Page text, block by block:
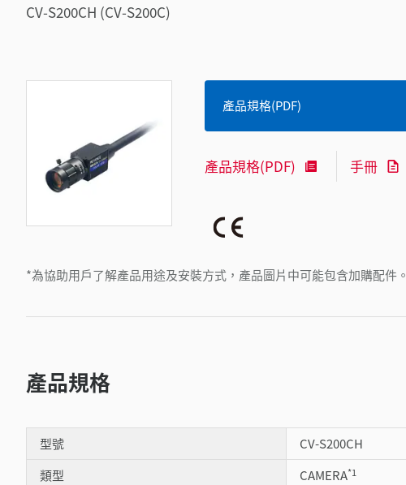
CV-S200CH (CV-S200C)
*為協助用戶了解產品用途及安裝方式，產品圖片中可能包含加購配件。
產品規格(PDF)
產品規格(PDF) 手冊
產品規格
型號
CV-S200CH
類型
CAMERA*1